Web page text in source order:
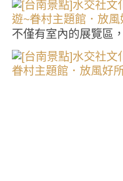
不僅有室內的展覽區